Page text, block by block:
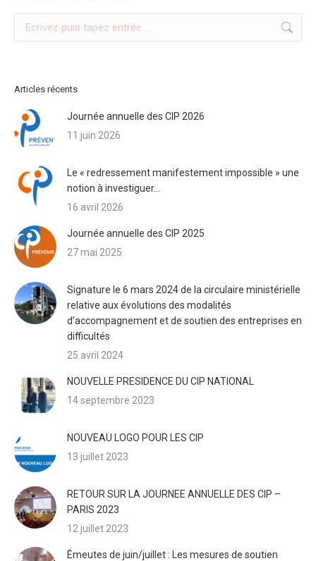
Articles récents
Journée annuelle des CIP 2026
11 juin 2026
Le « redressement manifestement impossible » une
notion à investiguer…
16 avril 2026
Journée annuelle des CIP 2025
27 mai 2025
Signature le 6 mars 2024 de la circulaire ministérielle
relative aux évolutions des modalités
d’accompagnement et de soutien des entreprises en
difficultés
25 avril 2024
NOUVELLE PRESIDENCE DU CIP NATIONAL
14 septembre 2023
NOUVEAU LOGO POUR LES CIP
13 juillet 2023
RETOUR SUR LA JOURNEE ANNUELLE DES CIP –
PARIS 2023
12 juillet 2023
Émeutes de juin/juillet : Les mesures de soutien